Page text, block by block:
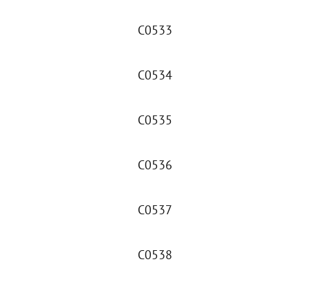
C0533
C0534
C0535
C0536
C0537
C0538